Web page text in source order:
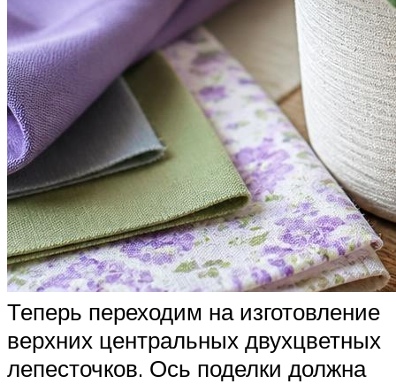
Теперь переходим на изготовление
верхних центральных двухцветных
лепесточков. Ось поделки должна